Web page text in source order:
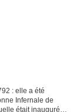
: elle a été
Infernale de
était inaugurée